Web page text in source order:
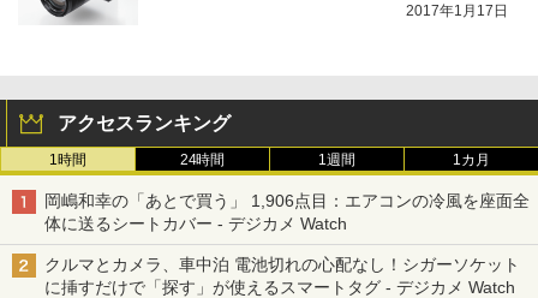
2017年1月17日
アクセスランキング
1時間 24時間 1週間 1カ月
岡嶋和幸の「あとで買う」 1,906点目：エアコンの冷風を座面全
体に送るシートカバー - デジカメ Watch
クルマとカメラ、車中泊 電池切れの心配なし！シガーソケット
に挿すだけで「探す」が使えるスマートタグ - デジカメ Watch